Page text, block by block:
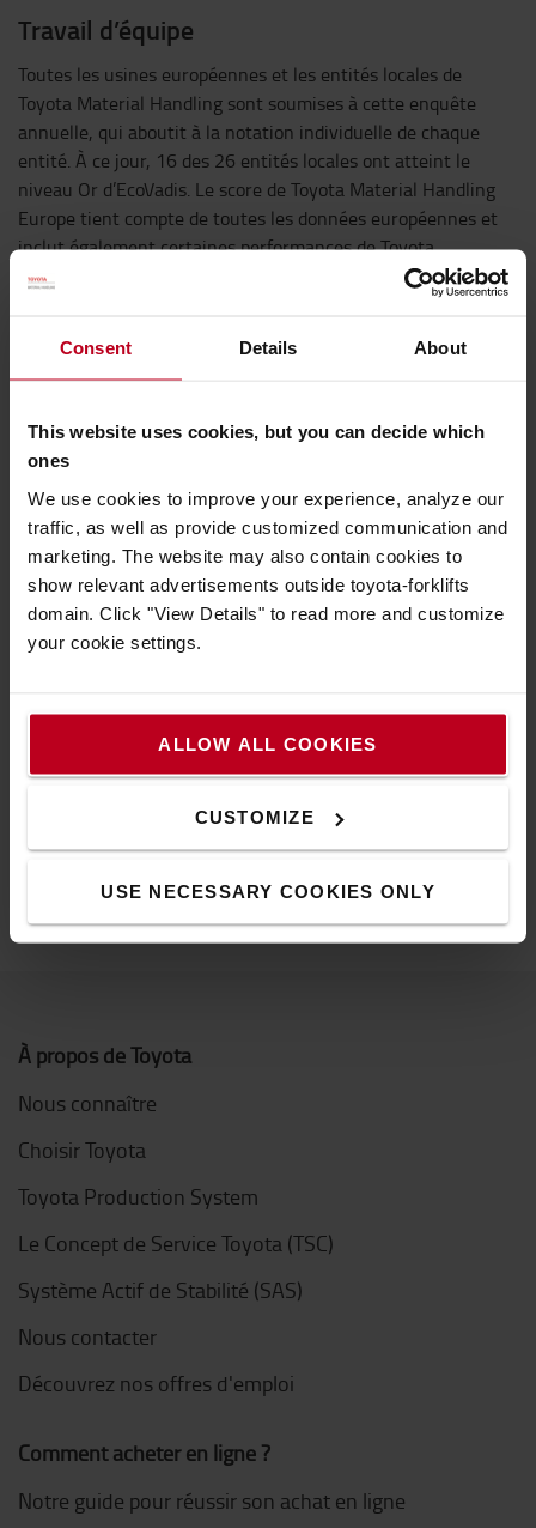
Consent Details About
This website uses cookies, but you can decide which
ones
We use cookies to improve your experience, analyze our
traffic, as well as provide customized communication and
marketing. The website may also contain cookies to
show relevant advertisements outside toyota-forklifts
domain. Click "View Details" to read more and customize
your cookie settings.
ALLOW ALL COOKIES
CUSTOMIZE
USE NECESSARY COOKIES ONLY
Travail d’équipe
Toutes les usines européennes et les entités locales de
Toyota Material Handling sont soumises à cette enquête
annuelle, qui aboutit à la notation individuelle de chaque
entité. À ce jour, 16 des 26 entités locales ont atteint le
niveau Or d’EcoVadis. Le score de Toyota Material Handling
Europe tient compte de toutes les données européennes et
inclut également certaines performances de Toyota
Industries Corporation (TICO).
le tout premier prix d’excellence « Best Group Engagement »
l’engagement de Toyota en matière de transparence sur les
performances de toutes les entités locales, le niveau Or pour
30 % des filiales et une place parmi le top 3 % des entreprises
évaluées.
Médaille Platine
EcoVadis évalue quatre thèmes dont le poids varie, et le
thème Travail et Droits de l’homme est celui qui pèse le plus.
Toyota Material Handling Europe a reçu la note suivante pour
Environnement 80/100
Éthique 70/100
Achats durables 70/100
>> Pour en savoir plus sur le développement durable chez
Totoya Material Handling
À propos de Toyota
Nous connaître
Choisir Toyota
Toyota Production System
Le Concept de Service Toyota (TSC)
Système Actif de Stabilité (SAS)
Nous contacter
Découvrez nos offres d'emploi
Comment acheter en ligne ?
Notre guide pour réussir son achat en ligne